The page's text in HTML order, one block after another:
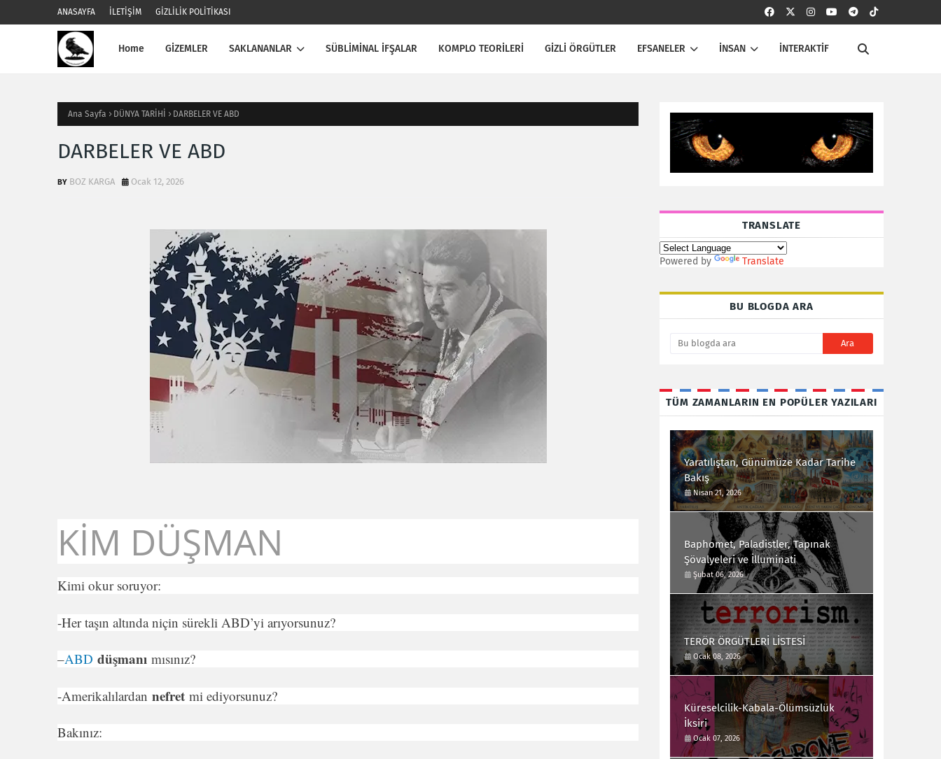
ANASAYFA İLETİŞİM GİZLİLİK POLİTİKASI
Home GİZEMLER SAKLANANLAR SÜBLİMİNAL İFŞALAR KOMPLO TEORİLERİ GİZLİ ÖRGÜTLER EFSANELER İNSAN İNTERAKTİF
Ana Sayfa DÜNYA TARİHİ DARBELER VE ABD
DARBELER VE ABD
BOZ KARGA Ocak 12, 2026
KİM DÜŞMAN
Kimi okur soruyor:
-Her taşın altında niçin sürekli ABD’yi arıyorsunuz?
–ABD düşmanı mısınız?
-Amerikalılardan nef­ret mi ediyorsunuz?
Bakınız:
TRANSLATE
Powered by Translate
BU BLOGDA ARA
TÜM ZAMANLARIN EN POPÜLER YAZILARI
Yaratılıştan, Günümüze Kadar Tarihe
Bakış
Nisan 21, 2026
Baphomet, Paladistler, Tapınak
Şövalyeleri ve İlluminati
Şubat 06, 2026
TERÖR ÖRGÜTLERİ LİSTESİ
Ocak 08, 2026
Küreselcilik-Kabala-Ölümsüzlük
İksiri
Ocak 07, 2026